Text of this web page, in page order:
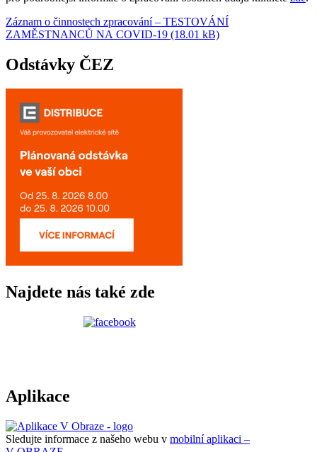
Záznam o činnostech zpracování – TESTOVÁNÍ
ZAMĚSTNANCŮ NA COVID-19 (18.01 kB)
Odstávky ČEZ
Najdete nás také zde
Aplikace
Sledujte informace z našeho webu v mobilní aplikaci –